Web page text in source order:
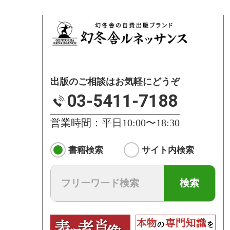
出版のご相談はお気軽にどうぞ
03-5411-7188
営業時間：平日10:00〜18:30
書籍検索 サイト内検索
検索